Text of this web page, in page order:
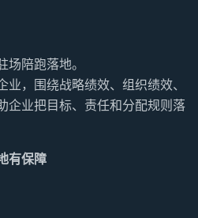
陪跑落地。
，围绕战略绩效、组织绩效、
企业把目标、责任和分配规则落
有保障